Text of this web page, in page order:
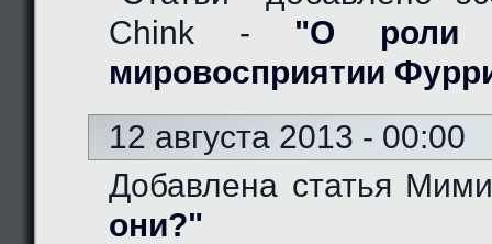
Chink - "О роли
мировосприятии
12 августа 2013 - 00:00
Добавлена статья
они?"